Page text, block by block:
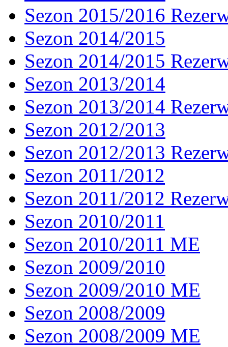
Sezon 2015/2016
Sezon 2014/2015
Sezon 2014/2015
Sezon 2013/2014
Sezon 2013/2014
Sezon 2012/2013
Sezon 2012/2013
Sezon 2011/2012
Sezon 2011/2012
Sezon 2010/2011
Sezon 2010/2011 ME
Sezon 2009/2010
Sezon 2009/2010 ME
Sezon 2008/2009
Sezon 2008/2009 ME